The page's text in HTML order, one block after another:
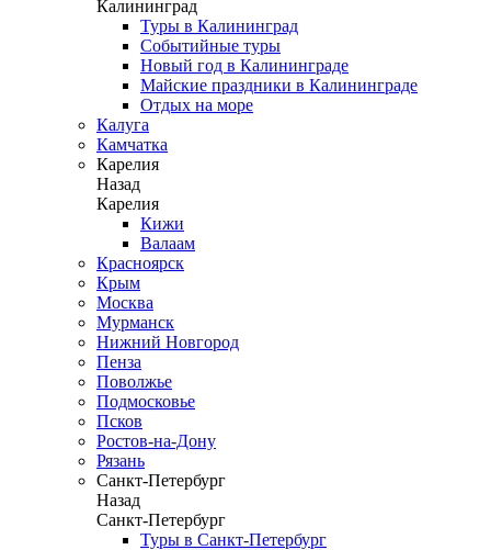
Калининград
Туры в Калининград
Событийные туры
Новый год в Калининграде
Майские праздники в Калининграде
Отдых на море
Калуга
Камчатка
Карелия
Назад
Карелия
Кижи
Валаам
Красноярск
Крым
Москва
Мурманск
Нижний Новгород
Пенза
Поволжье
Подмосковье
Псков
Ростов-на-Дону
Рязань
Санкт-Петербург
Назад
Санкт-Петербург
Туры в Санкт-Петербург